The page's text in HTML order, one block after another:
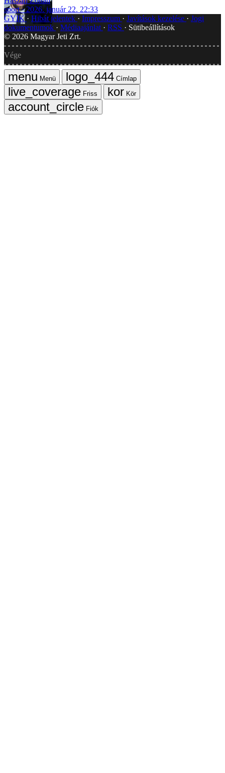
sport
2026. január 22. 22:33
GYIK
Hibát jelentek Impresszum Javítások kezelése
Jogi
dokumentumok
Médiaajánlat RSS
Sütibeállítások
© 2026 Magyar Jeti Zrt.
Vége
Menü
Címlap
Friss
Kör
Fiók